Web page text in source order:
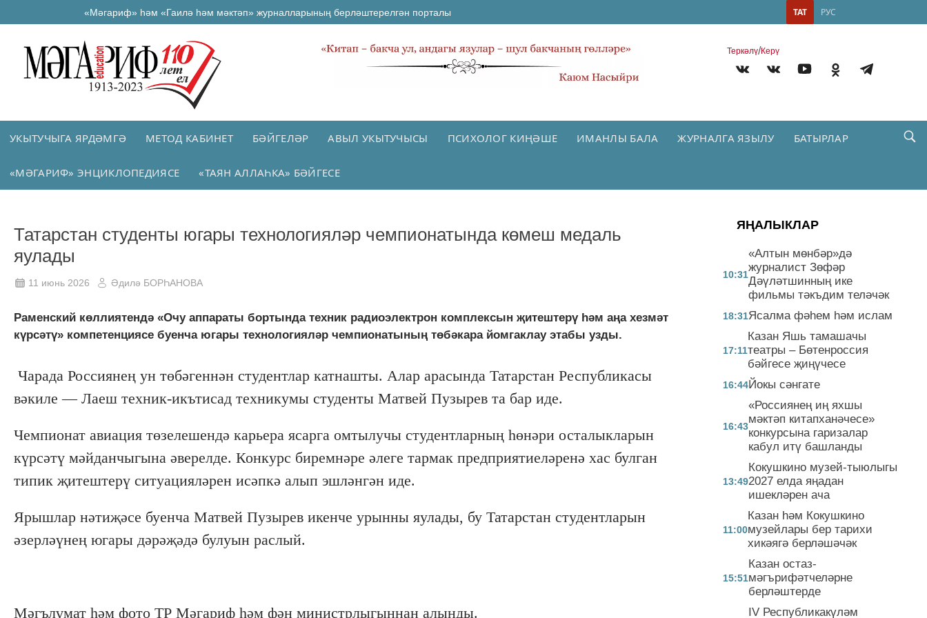
«Мәгариф» һәм «Гаилә һәм мәктәп» журналларының берләштерелгән порталы РУС
ТАТ
Теркəлү/Керү
УКЫТУЧЫГА ЯРДӘМГӘ МЕТОД КАБИНЕТ БӘЙГЕЛӘР АВЫЛ УКЫТУЧЫСЫ ПСИХОЛОГ КИҢӘШЕ ИМАНЛЫ БАЛА ЖУРНАЛГА ЯЗЫЛУ БАТЫРЛАР
«МӘГАРИФ» ЭНЦИКЛОПЕДИЯСЕ «ТАЯН АЛЛАҺКА» БӘЙГЕСЕ
Татарстан студенты югары технологияләр чемпионатында көмеш медаль
яулады
11 июнь 2026 Әдилә БОРҺАНОВА
Раменский көллиятендә «Очу аппараты бортында техник радиоэлектрон комплексын җитештерү һәм аңа хезмәт
күрсәтү» компетенциясе буенча югары технологияләр чемпионатының төбәкара йомгаклау этабы узды.
Чарада Россиянең ун төбәгеннән студентлар катнашты. Алар арасында Татарстан Республикасы
вәкиле — Лаеш техник-икътисад техникумы студенты Матвей Пузырев та бар иде.
Чемпионат авиация төзелешендә карьера ясарга омтылучы студентларның һөнәри осталыкларын
күрсәтү мәйданчыгына әверелде. Конкурс биремнәре әлеге тармак предприятиеләренә хас булган
типик җитештерү ситуацияләрен исәпкә алып эшләнгән иде.
Ярышлар нәтиҗәсе буенча Матвей Пузырев икенче урынны яулады, бу Татарстан студентларын
әзерләүнең югары дәрәҗәдә булуын раслый.
Мәгълүмат һәм фото ТР Мәгариф һәм фән министрлыгыннан алынды.
ЯҢАЛЫКЛАР
10:31
«Алтын мөнбәр»дә
журналист Зөфәр
Дәүләтшинның ике
фильмы тәкъдим теләчәк
18:31Ясалма фәһем һәм ислам
17:11
Казан Яшь тамашачы
театры – Бөтенроссия
бәйгесе җиңүчесе
16:44Йокы сәнгате
16:43
«Россиянең иң яхшы
мәктәп китапханәчесе»
конкурсына гаризалар
кабул итү башланды
13:49
Кокушкино музей-тыюлыгы
2027 елда яңадан
ишекләрен ача
11:00
Казан һәм Кокушкино
музейлары бер тарихи
хикәягә берләшәчәк
15:51
Казан остаз-
мәгърифәтчеләрне
берләштерде
IV Республикакүләм